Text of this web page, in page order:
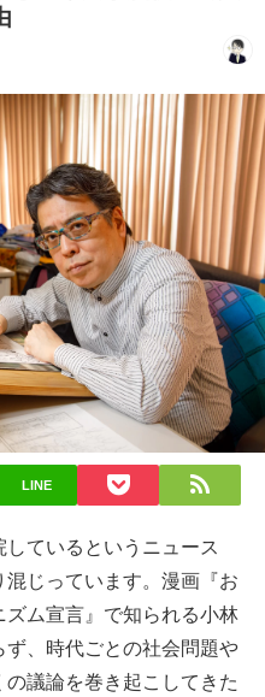
LINE
ているというニュース
じっています。漫画『お
ム宣言』で知られる小林
、時代ごとの社会問題や
議論を巻き起こしてきた